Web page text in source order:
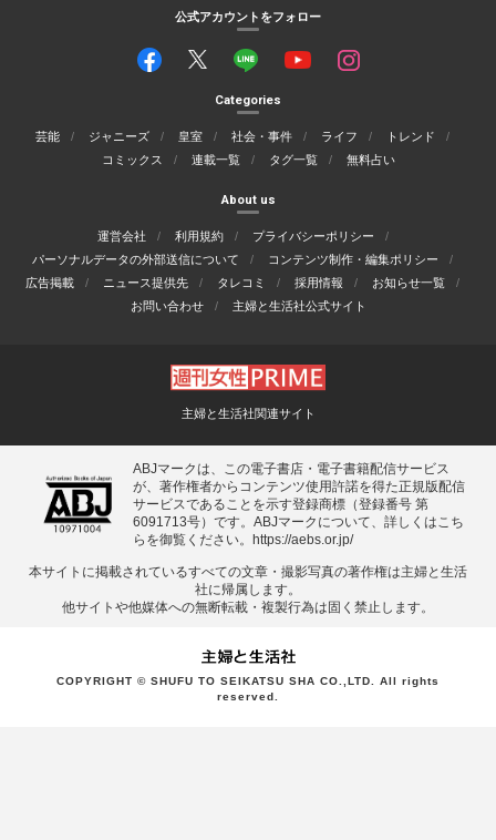
公式アカウントをフォロー
Categories
芸能 ジャニーズ 皇室 社会・事件 ライフ
トレンド
コミックス
連載一覧 タグ一覧 無料占い
About us
運営会社 利用規約
プライバシーポリシー
パーソナルデータの外部送信について
コンテンツ制作・編集ポリシー
広告掲載
ニュース提供先 タレコミ 採用情報
お知らせ一覧
お問い合わせ
主婦と生活社公式サイト
主婦と生活社関連サイト
ABJマークは、この電子書店・電子書籍配信サービス
が、著作権者からコンテンツ使用許諾を得た正規版配信
サービスであることを示す登録商標（登録番号 第
6091713号）です。ABJマークについて、詳しくはこち
らを御覧ください。
https://aebs.or.jp/
本サイトに掲載されているすべての⽂章・撮影写真の著作権は主婦と⽣活
社に帰属します。
他サイトや他媒体への無断転載・複製⾏為は固く禁⽌します。
COPYRIGHT © SHUFU TO SEIKATSU SHA CO.,LTD. All rights
reserved.